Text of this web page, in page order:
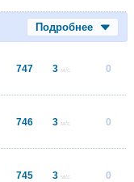
Подробнее
747 3 м/с 0
746 3 м/с 0
745 3 м/с 0